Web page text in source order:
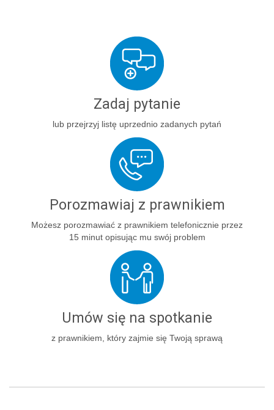
Zadaj pytanie
lub przejrzyj listę uprzednio zadanych pytań
Porozmawiaj z prawnikiem
Możesz porozmawiać z prawnikiem telefonicznie przez
15 minut opisując mu swój problem
Umów się na spotkanie
z prawnikiem, który zajmie się Twoją sprawą